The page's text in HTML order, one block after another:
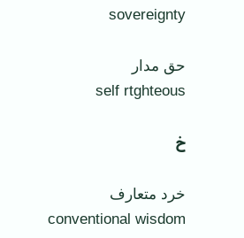
sovereignty
حق مدار
self rtghteous
خ
خرد متعارف
conventional wisdom